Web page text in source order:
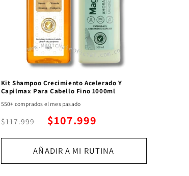
Kit Shampoo Crecimiento Acelerado Y
Capilmax Para Cabello Fino 1000ml
550+ comprados el mes pasado
$117.999 $107.999
AÑADIR A MI RUTINA